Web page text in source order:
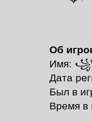
Об
Имя:
Дата
Был в
Время в